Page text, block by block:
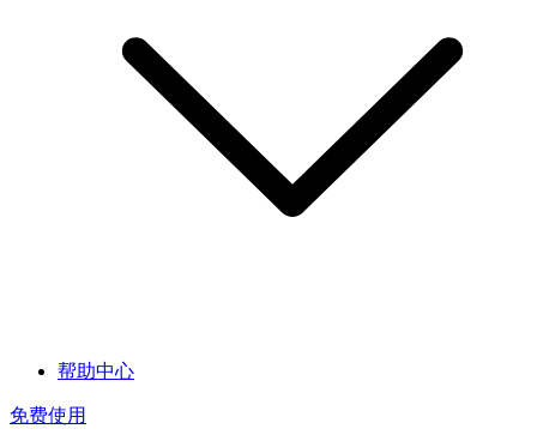
帮助中心
免费使用